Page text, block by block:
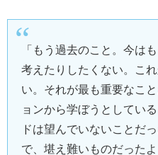
「もう過去のこと。今は
考えたりしたくない。こ
い。それが最も重要なこ
ョンから学ぼうとしてい
ドは望んでいないことだ
で、堪え難いものだったよ